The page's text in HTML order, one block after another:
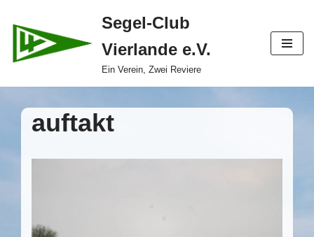
Zum
Inhalt
Segel-Club
Vierlande e.V.
Ein Verein, Zwei Reviere
auftakt